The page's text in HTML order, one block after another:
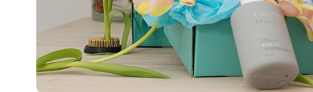
Не нашли Ваш город?
10×15
13×18
15×15
15×20
20×20
20×30